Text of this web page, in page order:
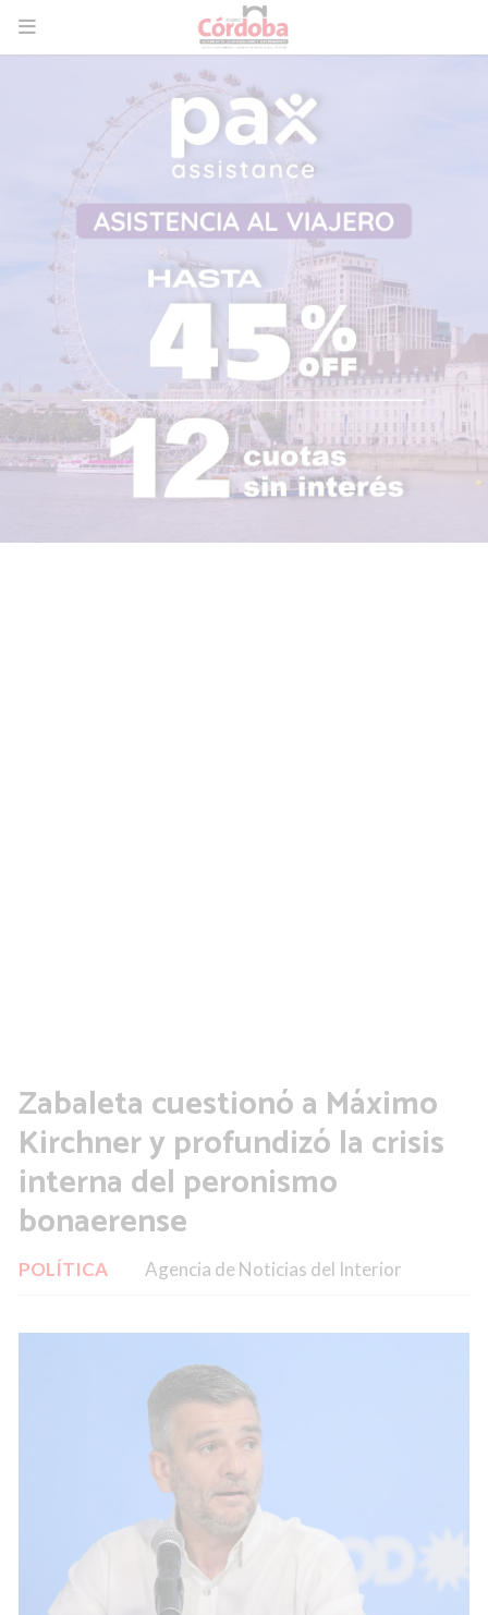
Zabaleta cuestionó a Máximo
Kirchner y profundizó la crisis
interna del peronismo
bonaerense
POLÍTICA Agencia de Noticias del Interior